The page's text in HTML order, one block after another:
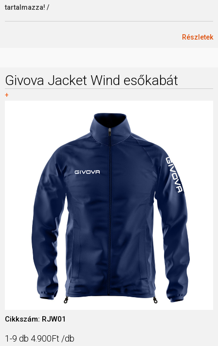
tartalmazza! /
Részletek
Givova Jacket Wind esőkabát
+
Cikkszám: RJW01
1-9 db 4.900Ft /db